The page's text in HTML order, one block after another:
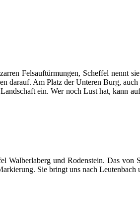
Felsauftürmungen, Scheffel nennt
darauf. Am Platz der Unteren Burg,
ein. Wer noch Lust hat, kann
Walberlaberg und Rodenstein. Das von
Sie bringt uns nach